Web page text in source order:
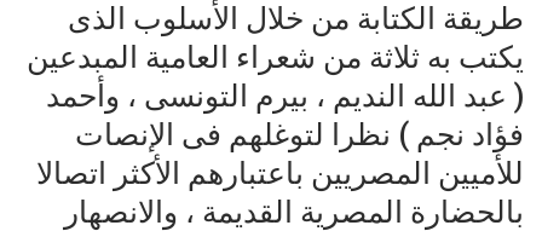
طريقة الكتابة من خلال الأسلوب الذى
يكتب به ثلاثة من شعراء العامية المبدعين
( عبد الله النديم ، بيرم التونسى ، وأحمد
فؤاد نجم ) نظرا لتوغلهم فى الإنصات
للأميين المصريين باعتبارهم الأكثر اتصالا
بالحضارة المصرية القديمة ، والانصهار